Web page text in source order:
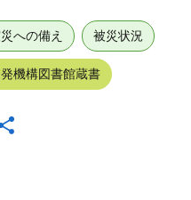
への備え 被災状況
機構図書館蔵書